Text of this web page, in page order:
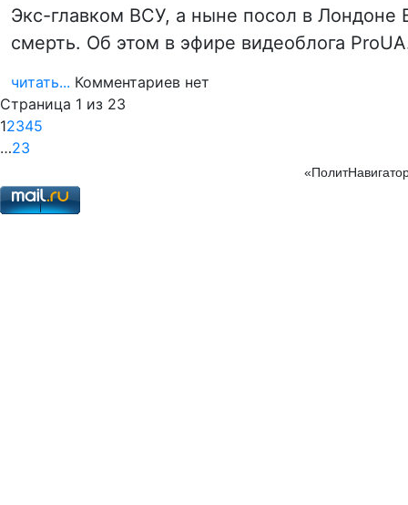
Экс-главком ВСУ, а ныне посол в
смерть. Об этом в эфире видеоблога
читать... Комментариев нет
Страница 1 из 23
12345
…23